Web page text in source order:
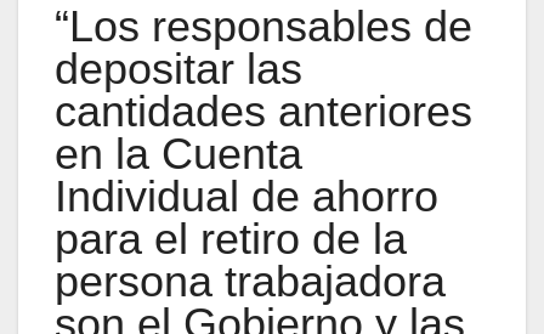
“Los responsables de
depositar las
cantidades anteriores
en la Cuenta
Individual de ahorro
para el retiro de la
persona trabajadora
son el Gobierno y las